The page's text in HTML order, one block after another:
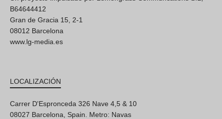
B64644412
Gran de Gracia 15, 2-1
08012 Barcelona
www.lg-media.es
LOCALIZACIÓN
Carrer D'Espronceda 326 Nave 4,5 & 10
08027 Barcelona, Spain. Metro: Navas